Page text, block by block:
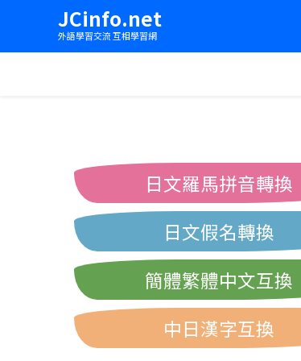
JCinfo.net
外語學習交流 互相學習網
日文羅馬拼音轉換
日文假名轉換
簡體繁體中文互換
中日漢字互換